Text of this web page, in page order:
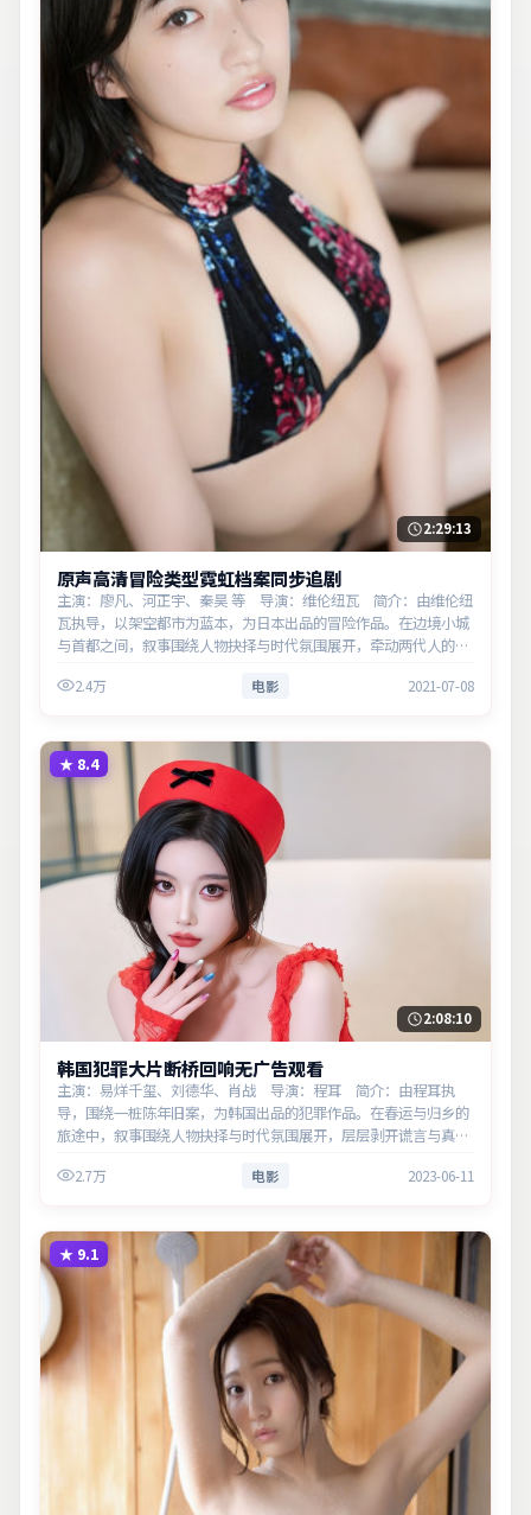
2:29:13
原声高清冒险类型霓虹档案同步追剧
主演：廖凡、河正宇、秦昊 等 导演：维伦纽瓦 简介：由维伦纽
瓦执导，以架空都市为蓝本，为日本出品的冒险作品。在边境小城
与首都之间，叙事围绕人物抉择与时代氛围展开，牵动两代人的心
义。2.4万 电影 2021-07-08
★ 8.4
2:08:10
韩国犯罪大片断桥回响无广告观看
主演：易烊千玺、刘德华、肖战 导演：程耳 简介：由程耳执
导，围绕一桩陈年旧案，为韩国出品的犯罪作品。在春运与归乡的
旅途中，叙事围绕人物抉择与时代氛围展开，层层剥开谎言与真
2.7万 电影 2023-06-11
★ 9.1